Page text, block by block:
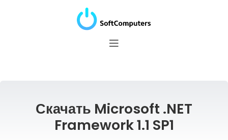
Скачать Microsoft .NET
Framework 1.1 SP1